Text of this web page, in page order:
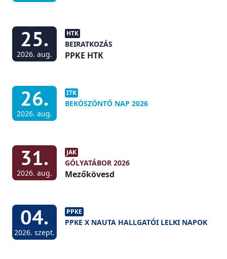
25.
2026. aug.
HTK
BEIRATKOZÁS
PPKE HTK
26.
2026. aug.
ITK
BEKÖSZÖNTŐ NAP 2026
31.
2026. aug.
JAK
GÓLYATÁBOR 2026
Mezőkövesd
04.
2026. szept.
PPKE
PPKE X NAUTA HALLGATÓI LELKI NAPOK